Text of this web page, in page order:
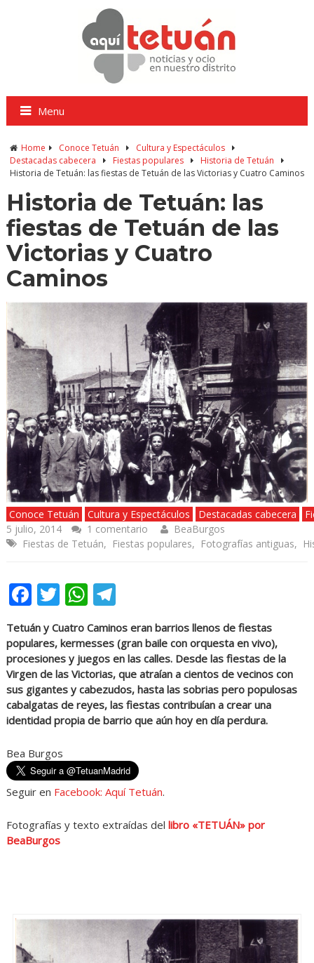
Menu
Home Conoce Tetuán
Cultura y Espectáculos
Destacadas cabecera
Fiestas populares
Historia de Tetuán
Historia de Tetuán: las fiestas de Tetuán de las Victorias y Cuatro Caminos
Historia de Tetuán: las
fiestas de Tetuán de las
Victorias y Cuatro
Caminos
Conoce Tetuán Cultura y Espectáculos Destacadas cabecera
5 julio, 2014
1 comentario
BeaBurgos
Fiestas de Tetuán, Fiestas populares, Fotografías antiguas,
Facebook
Twitter
WhatsApp
Telegram
Tetuán y Cuatro Caminos eran barrios llenos de fiestas
populares, kermesses (gran baile con orquesta en vivo),
procesiones y juegos en las calles. Desde las fiestas de la
Virgen de las Victorias, que atraían a cientos de vecinos con
sus gigantes y cabezudos, hasta las sobrias pero populosas
cabalgatas de reyes, las fiestas contribuían a crear una
identidad propia de barrio que aún hoy en día perdura.
Bea Burgos
Seguir en Facebook: Aquí Tetuán.
Fotografías y texto extraídas del libro «TETUÁN» por
BeaBurgos